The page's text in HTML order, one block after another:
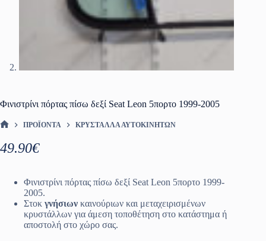
Φινιστρίνι πόρτας πίσω δεξί Seat Leon 5πορτο 1999-2005
ΠΡΟΪΌΝΤΑ ΚΡΎΣΤΑΛΛΑ ΑΥΤΟΚΙΝΉΤΩΝ
49.90€
Φινιστρίνι πόρτας πίσω δεξί Seat Leon 5πορτο 1999-
2005.
Στοκ γνήσιων καινούριων και μεταχειρισμένων
κρυστάλλων για άμεση τοποθέτηση στο κατάστημα ή
αποστολή στο χώρο σας.